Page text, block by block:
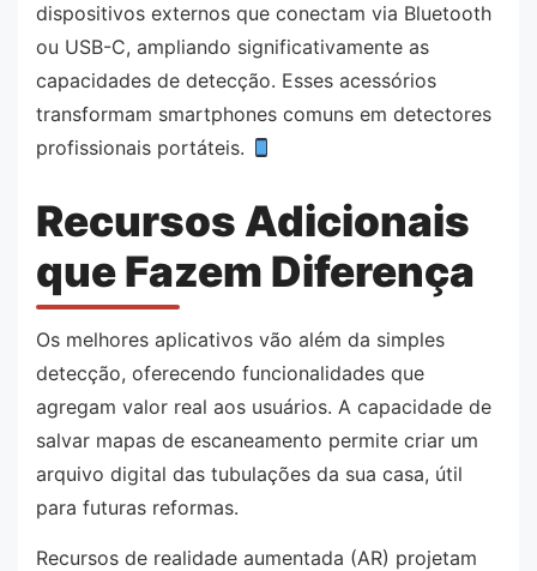
dispositivos externos que conectam via Bluetooth
ou USB-C, ampliando significativamente as
capacidades de detecção. Esses acessórios
transformam smartphones comuns em detectores
profissionais portáteis.
Recursos Adicionais
que Fazem Diferença
Os melhores aplicativos vão além da simples
detecção, oferecendo funcionalidades que
agregam valor real aos usuários. A capacidade de
salvar mapas de escaneamento permite criar um
arquivo digital das tubulações da sua casa, útil
para futuras reformas.
Recursos de realidade aumentada (AR) projetam